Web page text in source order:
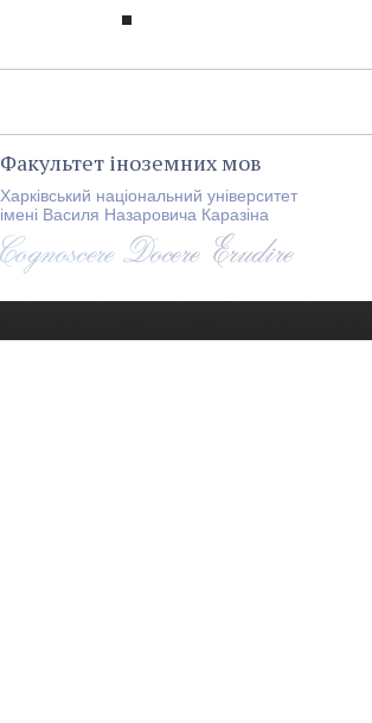
Факультет іноземних мов
Харківський національний університет
імені Василя Назаровича Каразіна